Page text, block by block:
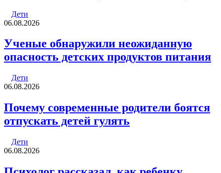
Дети
06.08.2026
Ученые обнаружили неожиданную
опасность детских продуктов питания
Дети
06.08.2026
Почему современные родители боятся
отпускать детей гулять
Дети
06.08.2026